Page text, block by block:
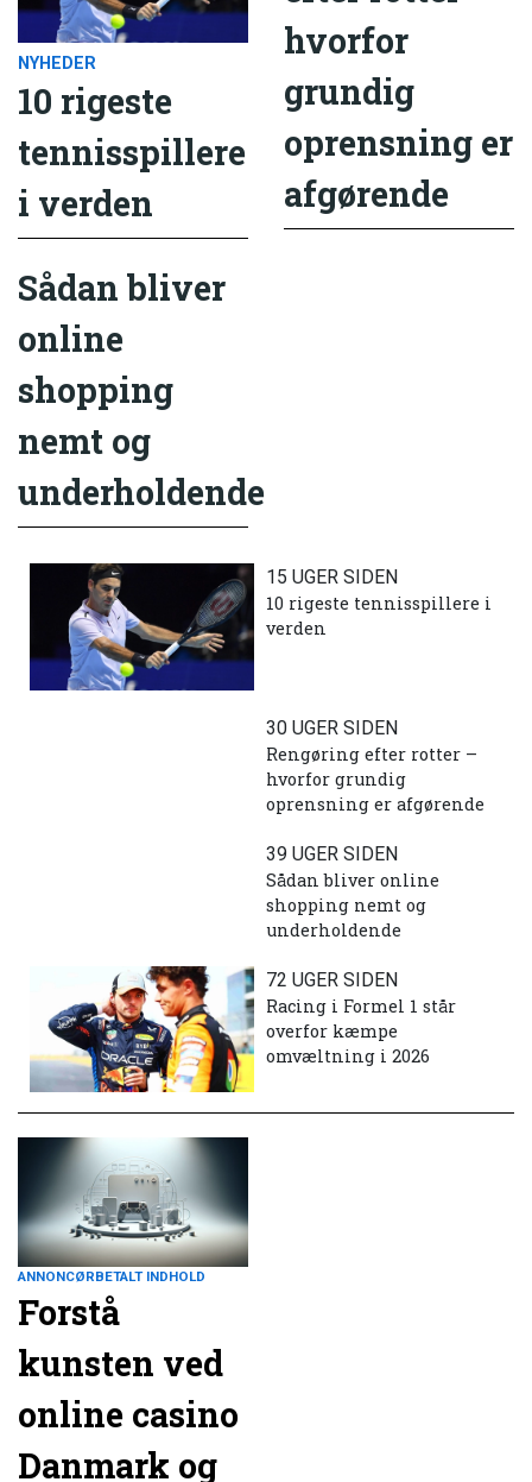
NYHEDER
10 rigeste
tennisspillere
i verden
hvorfor
grundig
oprensning er
afgørende
Sådan bliver
online
shopping
nemt og
underholdende
15 UGER SIDEN
10 rigeste tennisspillere i
verden
30 UGER SIDEN
Rengøring efter rotter –
hvorfor grundig
oprensning er afgørende
39 UGER SIDEN
Sådan bliver online
shopping nemt og
underholdende
72 UGER SIDEN
Racing i Formel 1 står
overfor kæmpe
omvæltning i 2026
ANNONCØRBETALT INDHOLD
Forstå
kunsten ved
online casino
Danmark og